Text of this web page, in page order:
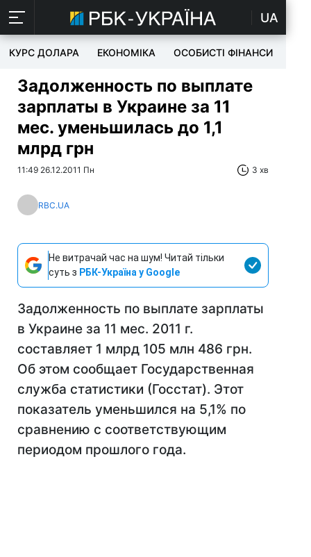
UA
КУРС ДОЛАРА ЕКОНОМІКА ОСОБИСТІ ФІНАНСИ
Задолженность по выплате
зарплаты в Украине за 11
мес. уменьшилась до 1,1
млрд грн
11:49 26.12.2011 Пн 3 хв
RBC.UA
Не витрачай час на шум! Читай тільки
суть з РБК-Україна у Google
Задолженность по выплате зарплаты
в Украине за 11 мес. 2011 г.
составляет 1 млрд 105 млн 486 грн.
Об этом сообщает Государственная
служба статистики (Госстат). Этот
показатель уменьшился на 5,1% по
сравнению с соответствующим
периодом прошлого года.